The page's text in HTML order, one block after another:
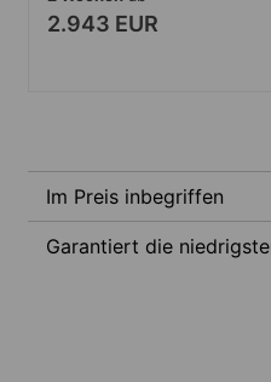
2.943 EUR
Im Preis inbegriffen
Garantiert die